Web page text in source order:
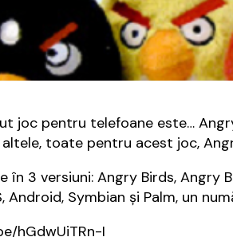
joc pentru telefoane este…
toate pentru acest joc,
în 3 versiuni: Angry Birds,
Android, Symbian și Palm, un
hGdwUiTRn-I